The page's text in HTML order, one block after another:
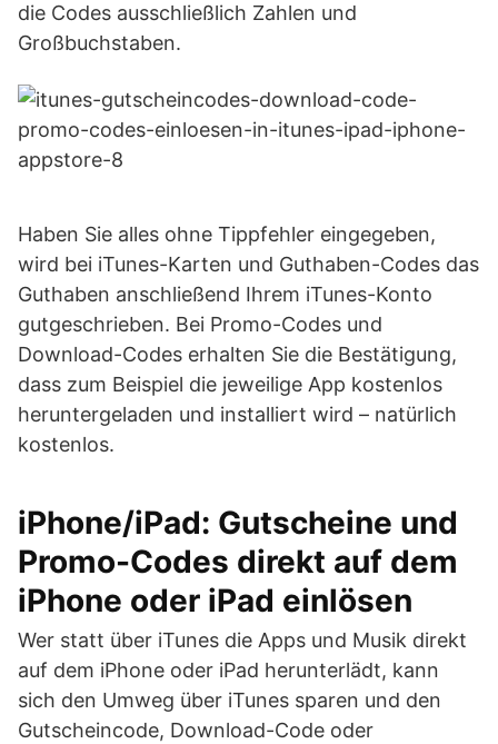
die Codes ausschließlich Zahlen und
Großbuchstaben.
Haben Sie alles ohne Tippfehler eingegeben,
wird bei iTunes-Karten und Guthaben-Codes das
Guthaben anschließend Ihrem iTunes-Konto
gutgeschrieben. Bei Promo-Codes und
Download-Codes erhalten Sie die Bestätigung,
dass zum Beispiel die jeweilige App kostenlos
heruntergeladen und installiert wird – natürlich
kostenlos.
iPhone/iPad: Gutscheine und
Promo-Codes direkt auf dem
iPhone oder iPad einlösen
Wer statt über iTunes die Apps und Musik direkt
auf dem iPhone oder iPad herunterlädt, kann
sich den Umweg über iTunes sparen und den
Gutscheincode, Download-Code oder